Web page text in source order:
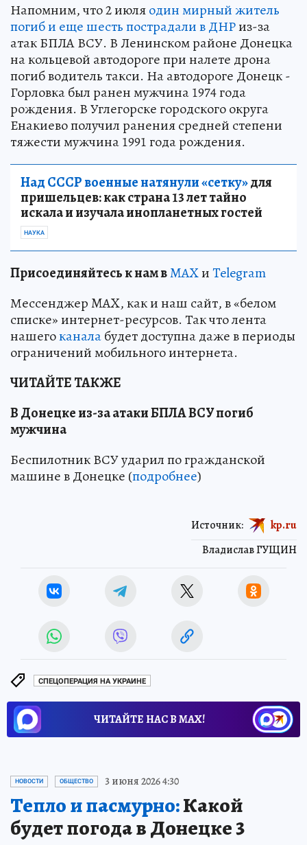
Напомним, что 2 июляодин мирный житель
погиб и еще шесть пострадали в ДНРиз-за
атак БПЛА ВСУ. В Ленинском районе Донецка
на кольцевой автодороге при налете дрона
погиб водитель такси. На автодороге Донецк -
Горловка был ранен мужчина 1974 года
рождения. В Углегорске городского округа
Енакиево получил ранения средней степени
тяжести мужчина 1991 года рождения.
Над СССР военные натянули «сетку»для
пришельцев: как страна 13 лет тайно
искала и изучала инопланетных гостей
НАУКА
Присоединяйтесь к нам вMAXиTelegram
Мессенджер MAX, как и наш сайт, в «белом
списке» интернет-ресурсов. Так что лента
нашегоканалабудет доступна даже в периоды
ограничений мобильного интернета.
ЧИТАЙТЕ ТАКЖЕ
В Донецке из-за атаки БПЛА ВСУ погиб
мужчина
Беспилотник ВСУ ударил по гражданской
машине в Донецке (подробнее)
Владислав ГУЩИН
Источник: kp.ru
СПЕЦОПЕРАЦИЯ НА УКРАИНЕ
ЧИТАЙТЕ НАС В МАХ!
НОВОСТИ ОБЩЕСТВО 3 июня 2026 4:30
Тепло и пасмурно:Какой
будет погода в Донецке 3